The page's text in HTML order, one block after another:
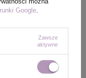
rozwiązań –
i torby, aż po
Gadżet nie
ale także
Google
Zawsze
aktywne